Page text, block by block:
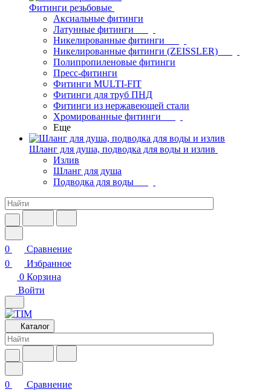
Фитинги резьбовые
Аксиальные фитинги
Латунные фитинги
Никелированные фитинги
Никелированные фитинги (ZEISSLER)
Полипропиленовые фитинги
Пресс-фитинги
Фитинги MULTI-FIT
Фитинги для труб ПНД
Фитинги из нержавеющей стали
Хромированные фитинги
Еще
Шланг для душа, подводка для воды и излив
Излив
Шланг для душа
Подводка для воды
0
Сравнение
0
Избранное
0 Корзина
Войти
Каталог
0
Сравнение